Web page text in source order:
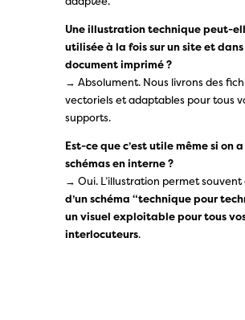
Une illustration technique peut-
utilisée à la fois sur un site et dans
document imprimé ?
→ Absolument. Nous livrons des
vectoriels et adaptables pour tous
supports.
Est-ce que c’est utile même si on
schémas en interne ?
→ Oui. L’illustration permet souvent
d’un schéma “technique pour
un visuel exploitable pour tous
interlocuteurs.